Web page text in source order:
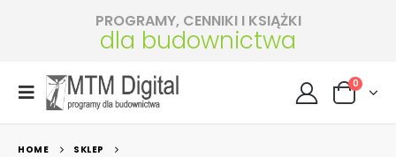
PROGRAMY, CENNIKI I KSIĄŻKI
dla budownictwa
0
HOME
SKLEP